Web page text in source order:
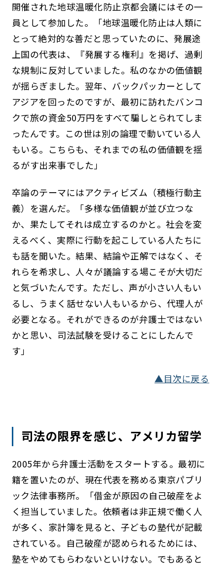
開催された地球温暖化防止京都会議にはその一
員として参加した。「地球温暖化防止は人類に
とって絶対的な善だと思っていたのに、発展途
上国の代表は、『発展する権利』を掲げ、過剰
な規制に反対していました。私のなかの価値観
が揺らぎました。翌年、バックパッカーとして
アジアを回ったのですが、最初に訪れたバンコ
クで旅の資金50万円をすべて騙しとられてしま
ったんです。この世は別の論理で動いている人
もいる。こちらも、それまでの私の価値観を揺
るがす出来事でした」
卒論のテーマにはアクティビズム（積極行動主
義）を選んだ。「多様な価値観が並び立つな
か、果たしてそれは成立するのかと。社会を変
えるべく、実際に行動を起こしている人たちに
も話を聞いた。結果、結論や正解ではなく、そ
れらを希求し、人々が議論する場こそが大切だ
と気づいたんです。ただし、声が小さい人もい
るし、うまく話せない人もいるから、代理人が
必要となる。それができるのが弁護士ではない
かと思い、司法試験を受けることにしたんで
す」
▲目次に戻る
司法の限界を感じ、アメリカ留学
2005年から弁護士活動をスタートする。最初に
籍を置いたのが、現在代表を務める東京パブリ
ック法律事務所。「借金が原因の自己破産をよ
く担当していました。依頼者は非正規で働く人
が多く、家計簿を見ると、子どもの塾代が記載
されている。自己破産が認められるためには、
塾をやめてもらわないといけない。でもあると